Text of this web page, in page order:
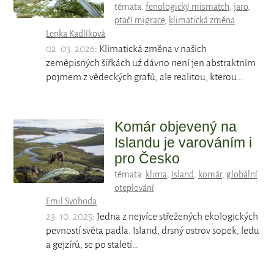
témata: fenologický mismatch, jaro,
ptačí migrace, klimatická změna
Lenka Kadlíková
02. 03. 2026: Klimatická změna v našich
zeměpisných šířkách už dávno není jen abstraktním
pojmem z vědeckých grafů, ale realitou, kterou…
Komár objevený na
Islandu je varováním i
pro Česko
témata: klima, Island, komár, globální
oteplování
Emil Svoboda
23. 10. 2025: Jedna z nejvíce střežených ekologických
pevností světa padla. Island, drsný ostrov sopek, ledu
a gejzírů, se po staletí…